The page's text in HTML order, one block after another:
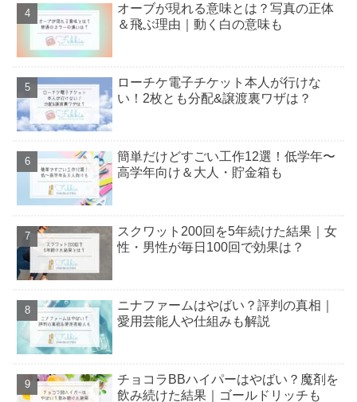
オーブが現れる意味とは？写真の正体
＆飛ぶ理由｜動く白の意味も
ローチケ電子チケット本人が行けな
い！2枚とも分配&譲渡裏ワザは？
簡単だけどすごい工作12選！低学年〜
高学年向け＆大人・貯金箱も
スクワット200回を5年続けた結果｜女
性・男性が毎日100回で効果は？
ニナファームはやばい？評判の真相｜
愛用芸能人や仕組みも解説
チョコラBBハイパーはやばい？魔剤を
飲み続けた結果｜ゴールドリッチも